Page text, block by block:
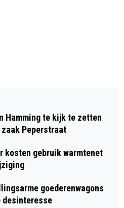
NAAR DE
TIJDELIJKE
LIEPEN SUBSIDIE
Hamming te kijk te zetten
Peperstraat
kosten gebruik warmtenet
goederenwagons
desinteresse